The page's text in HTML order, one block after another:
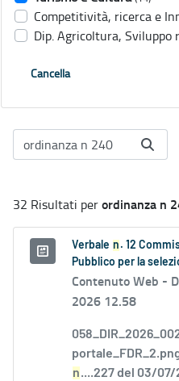
Competitività, ricerca e
Dip. Agricoltura, Sviluppo
Cancella
32 Risultati perordinanza n
Verbale n . 12
Pubblico per la
Contenuto Web -
2026 12.58
n....227 del 03/07/